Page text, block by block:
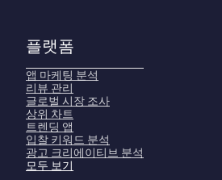
플랫폼
앱 마케팅 분석
리뷰 관리
글로벌 시장 조사
상위 차트
트렌딩 앱
입찰 키워드 분석
광고 크리에이티브 분석
모두 보기